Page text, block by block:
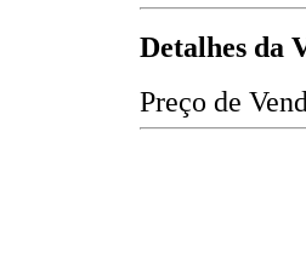
Detalhes da
Preço de